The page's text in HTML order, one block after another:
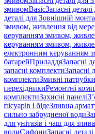
змивомBasicЗапасні
деталі для Зовнішній
змивом, живлення від
керуванням змивом,
керуванням змивом,
електронним керуванням
батарейПриладдяЗапасні
запасні комплектиЗапасні
комплектиЗмивні
перехідникиРемонтні
комплектиЗахисні панелі
пісуарів і бідеЗливна
сильно забрудненої води
для унітазів і чаш для
водиСифониЗапасні